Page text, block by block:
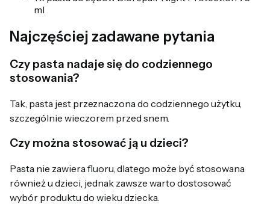
ml
Najczęściej zadawane pytania
Czy pasta nadaje się do codziennego
stosowania?
Tak, pasta jest przeznaczona do codziennego użytku,
szczególnie wieczorem przed snem.
Czy można stosować ją u dzieci?
Pasta nie zawiera fluoru, dlatego może być stosowana
również u dzieci, jednak zawsze warto dostosować
wybór produktu do wieku dziecka.